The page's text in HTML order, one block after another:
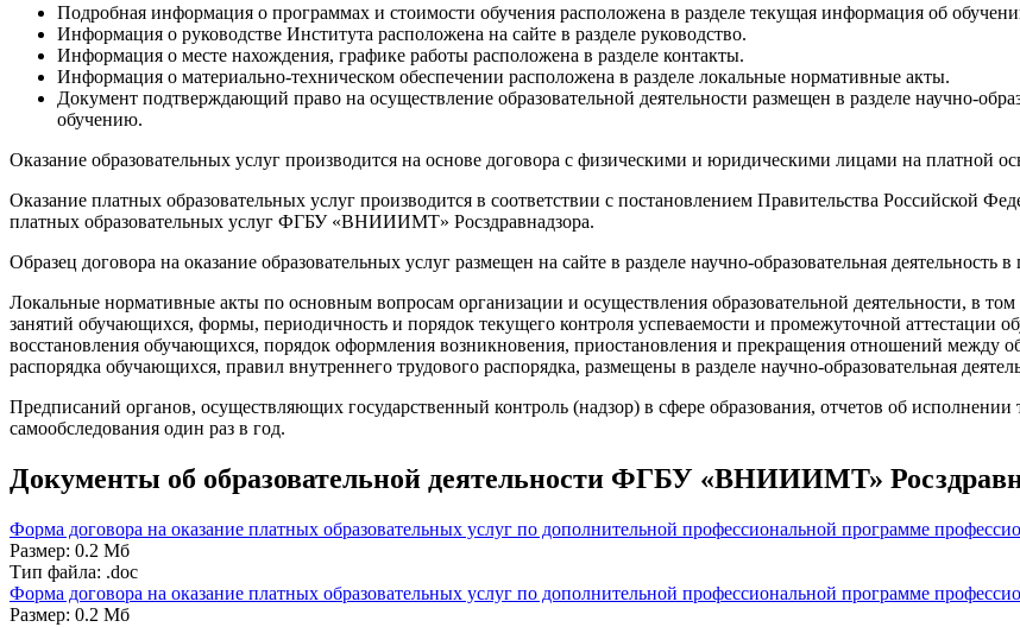
Подробная информация о программах и стоимости обучения расположена в разделе текущая информация об
Информация о руководстве Института расположена на сайте в разделе руководство.
Информация о месте нахождения, графике работы расположена в разделе контакты.
Информация о материально-техническом обеспечении расположена в разделе локальные нормативные акты.
Документ подтверждающий право на осуществление образовательной деятельности размещен в разделе научно-
обучению.
Оказание образовательных услуг производится на основе договора с физическими и юридическими лицами на платной
Оказание платных образовательных услуг производится в соответствии с постановлением Правительства Российской
платных образовательных услуг ФГБУ «ВНИИИМТ» Росздравнадзора.
Образец договора на оказание образовательных услуг размещен на сайте в разделе научно-образовательная деятельность
Локальные нормативные акты по основным вопросам организации и осуществления образовательной деятельности, в
занятий обучающихся, формы, периодичность и порядок текущего контроля успеваемости и промежуточной аттестации
восстановления обучающихся, порядок оформления возникновения, приостановления и прекращения отношений между
распорядка обучающихся, правил внутреннего трудового распорядка, размещены в разделе научно-образовательная
Предписаний органов, осуществляющих государственный контроль (надзор) в сфере образования, отчетов об исполнении
самообследования один раз в год.
Документы об образовательной деятельности ФГБУ «ВНИИИМТ»
Форма договора на оказание платных образовательных услуг по дополнительной профессиональной программе
Размер: 0.2 Мб
Тип файла: .doc
Форма договора на оказание платных образовательных услуг по дополнительной профессиональной программе
Размер: 0.2 Мб